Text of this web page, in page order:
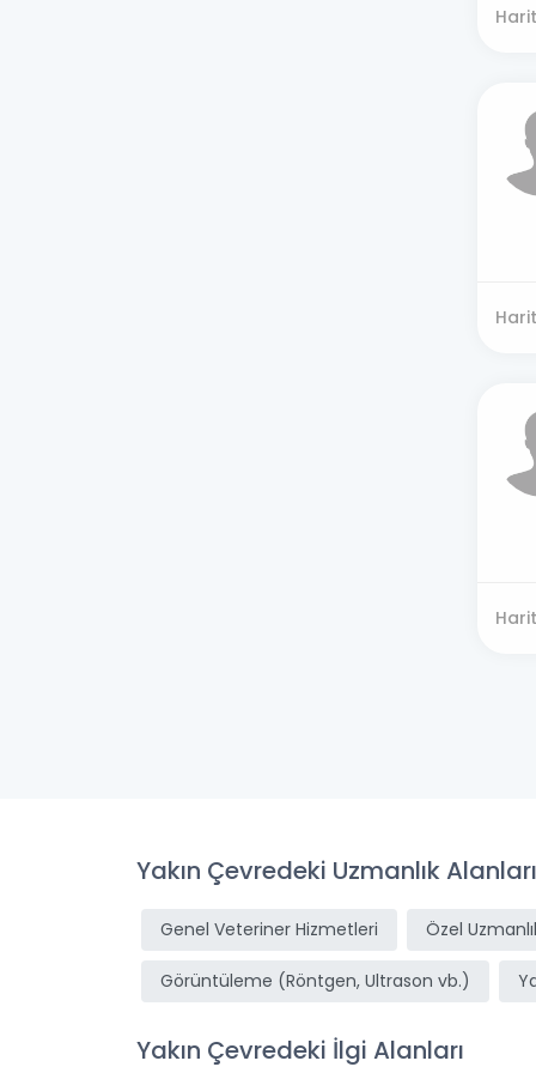
Yakın Çevredeki Uzmanlık Alanları
Genel Veteriner Hizmetleri Özel
Görüntüleme (Röntgen, Ultrason vb.)
Yakın Çevredeki İlgi Alanları